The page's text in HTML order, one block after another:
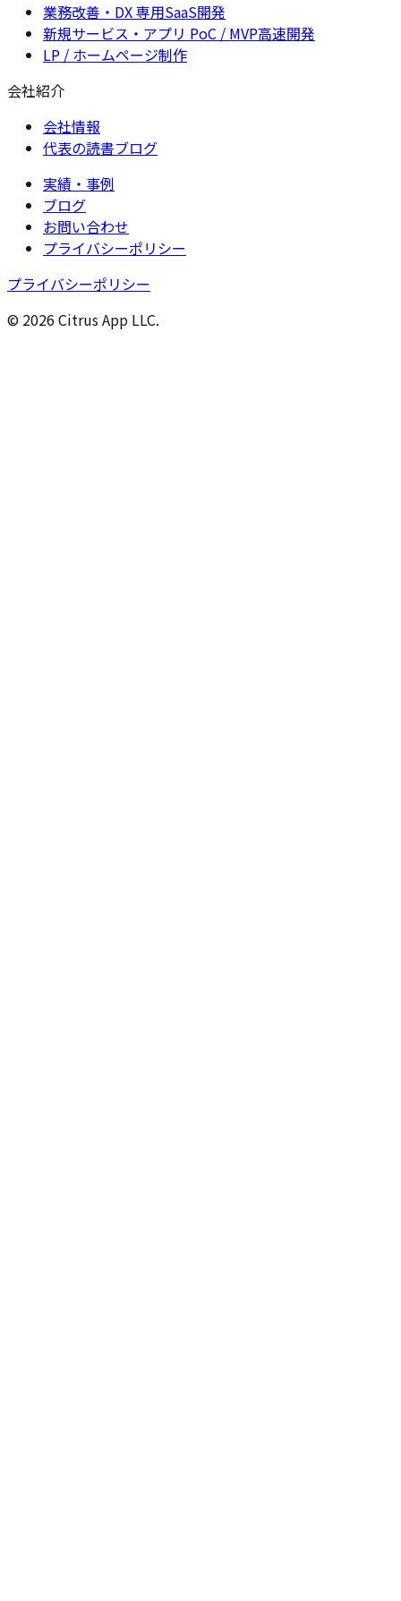
業務改善・DX 専用SaaS開発
新規サービス・アプリ PoC / MVP高速開発
LP / ホームページ制作
会社紹介
会社情報
代表の読書ブログ
実績・事例
ブログ
お問い合わせ
プライバシーポリシー
プライバシーポリシー
© 2026 Citrus App LLC.